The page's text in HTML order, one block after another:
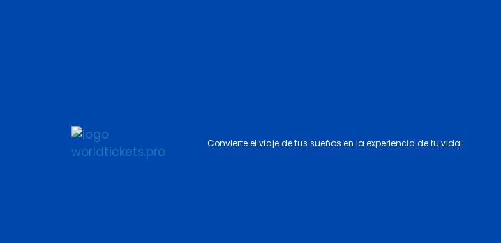
Convierte el viaje de tus sueños en la experiencia de tu vida